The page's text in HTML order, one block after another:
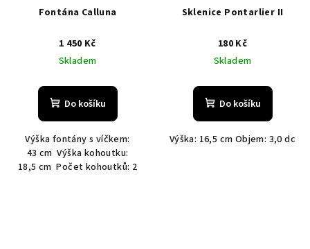
Fontána Calluna
1 450 Kč
Skladem
Do košíku
Výška fontány s víčkem:
43 cm Výška kohoutku:
18,5 cm Počet kohoutků: 2
Sklenice Pontarlier II
180 Kč
Skladem
Do košíku
Výška: 16,5 cm Objem: 3,0 dc